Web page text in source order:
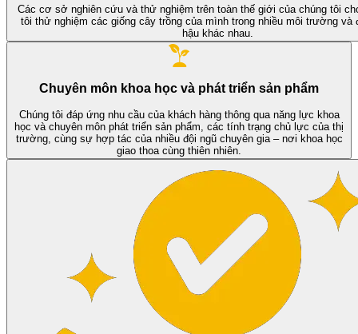
Các cơ sở nghiên cứu và thử nghiệm trên toàn thế giới của chúng tôi
tôi thử nghiệm các giống cây trồng của mình trong nhiều môi trường và
hậu khác nhau.
Chuyên môn khoa học và phát triển sản phẩm
Chúng tôi đáp ứng nhu cầu của khách hàng thông qua năng lực khoa
học và chuyên môn phát triển sản phẩm, các tính trạng chủ lực của thị
trường, cùng sự hợp tác của nhiều đội ngũ chuyên gia – nơi khoa học
giao thoa cùng thiên nhiên.